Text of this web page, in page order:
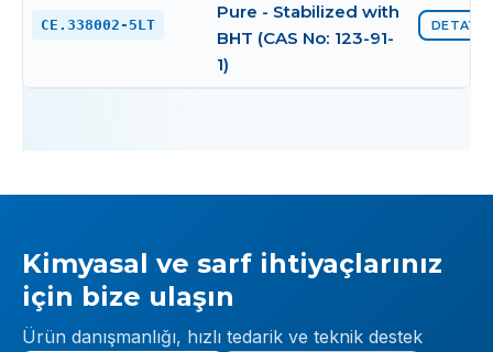
CE.338002-5LT
Pure - Stabilized with
BHT (CAS No: 123-91-
1)
DETAYI
Kimyasal ve sarf ihtiyaçlarınız
için bize ulaşın
Ürün danışmanlığı, hızlı tedarik ve teknik destek